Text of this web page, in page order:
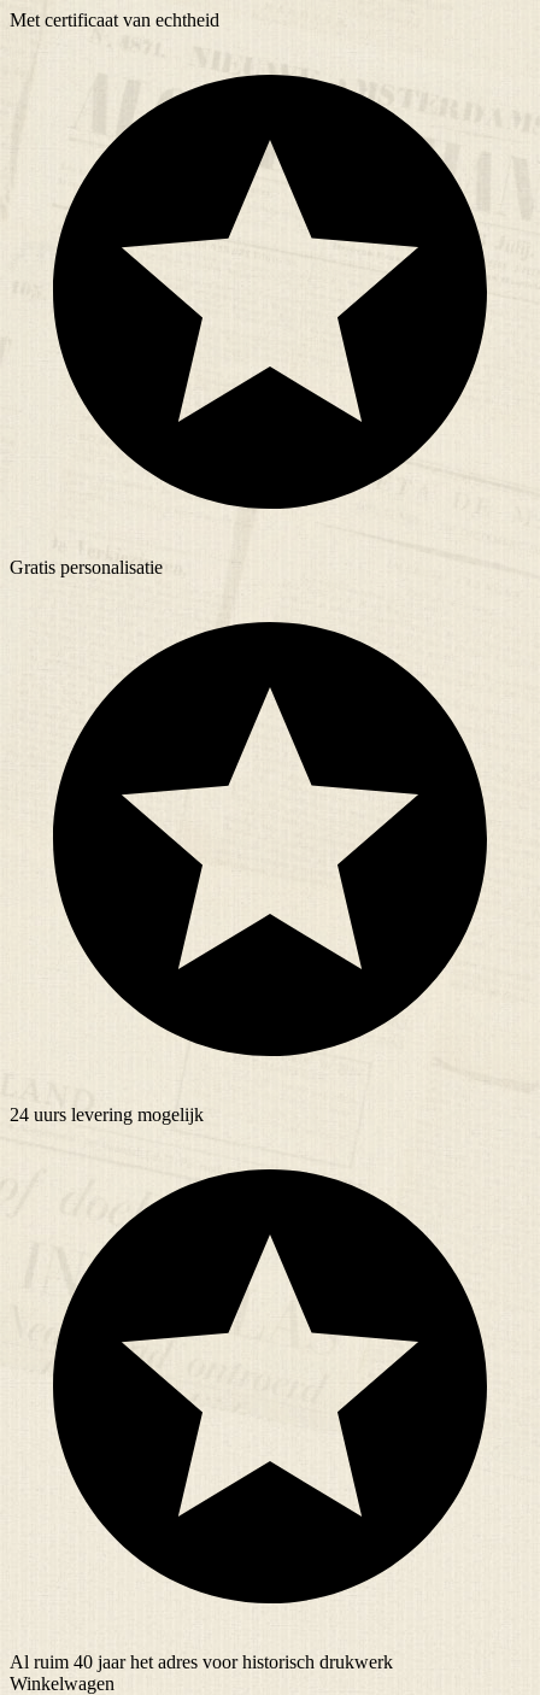
Met certificaat van echtheid
Gratis personalisatie
24 uurs levering mogelijk
Al ruim 40 jaarhet adres voor historisch drukwerk
Winkelwagen